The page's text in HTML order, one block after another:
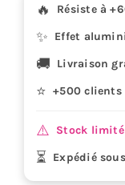
6
cm
-
🔥 Résiste à
✨ Effet
🚚 Livraison
⭐ +500
⚠️ Stock
⏳ Expédié